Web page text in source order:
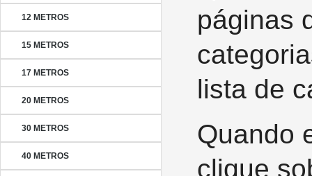
12 METROS
15 METROS
17 METROS
20 METROS
30 METROS
40 METROS
páginas
lista de
Quando
clique